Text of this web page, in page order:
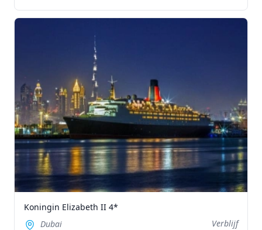
Koningin Elizabeth II 4*
Dubai
Verblijf